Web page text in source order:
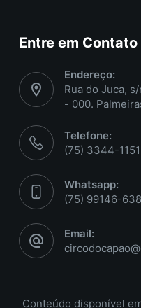
Entre em Contato
Endereço:
Rua do Juca,
- 000.
Telefone:
(75) 3344-1151
Whatsapp:
(75) 99146-
Email:
Conteúdo disponível